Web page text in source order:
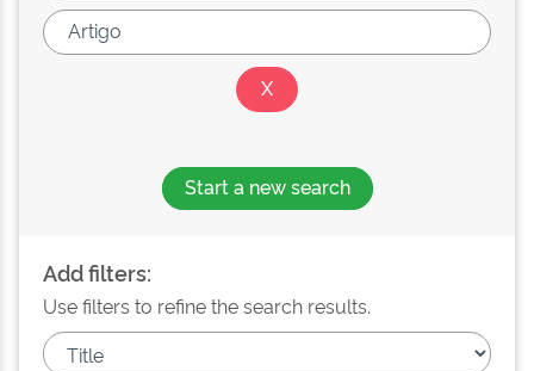
Start a new search
Add filters:
Use filters to refine the search results.